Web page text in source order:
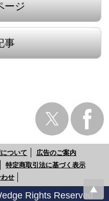
ージ
事
ついて
広告のご案内
特定商取引法に基づく表示
せ
Rights Reserved